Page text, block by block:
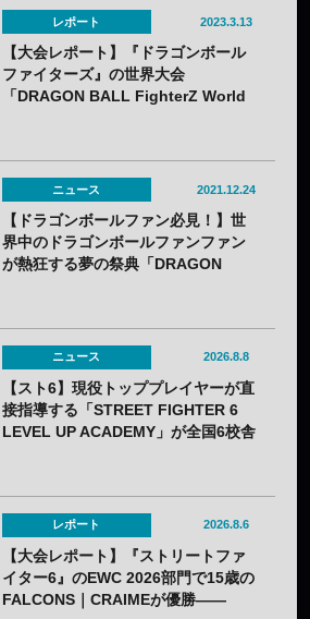
レポート 2023.3.13
【大会レポート】『ドラゴンボール
ファイターズ』の世界大会
「DRAGON BALL FighterZ World
優勝！悲願の世界一に！
ニュース 2021.12.24
【ドラゴンボールファン必見！】世
界中のドラゴンボールファンファン
が熱狂する夢の祭典「DRAGON
ニュース 2026.8.8
【スト6】現役トッププレイヤーが直
接指導する「STREET FIGHTER 6
LEVEL UP ACADEMY」が全国6校舎
レポート 2026.8.6
【大会レポート】『ストリートファ
イター6』のEWC 2026部門で15歳の
FALCONS｜CRAIMEが優勝——